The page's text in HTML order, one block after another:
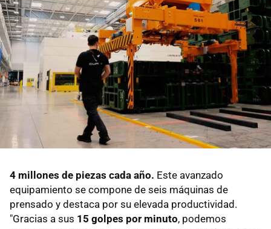
4 millones de piezas cada año. Este avanzado
equipamiento se compone de seis máquinas de
prensado y destaca por su elevada productividad.
"Gracias a sus 15 golpes por minuto, podemos